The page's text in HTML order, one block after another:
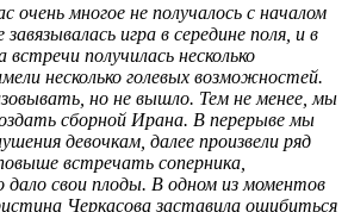
очень многое не получалось с началом
игра в середине поля, и в
встречи получилась несколько
несколько голевых возможностей.
но не вышло. Тем не менее, мы
сборной Ирана. В перерыве мы
девочкам, далее произвели ряд
встречать соперника,
дало свои плоды. В одном из моментов
Черкасова заставила ошибиться